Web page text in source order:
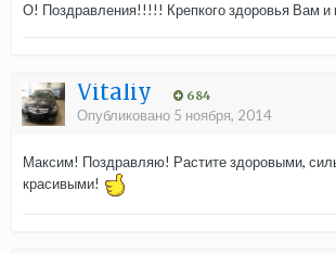
О! Поздравления!!!!! Крепкого здоровья Вам
Vitaliy 684
Опубликовано 5 ноября, 2014
Максим! Поздравляю! Растите здоровыми,
красивыми!